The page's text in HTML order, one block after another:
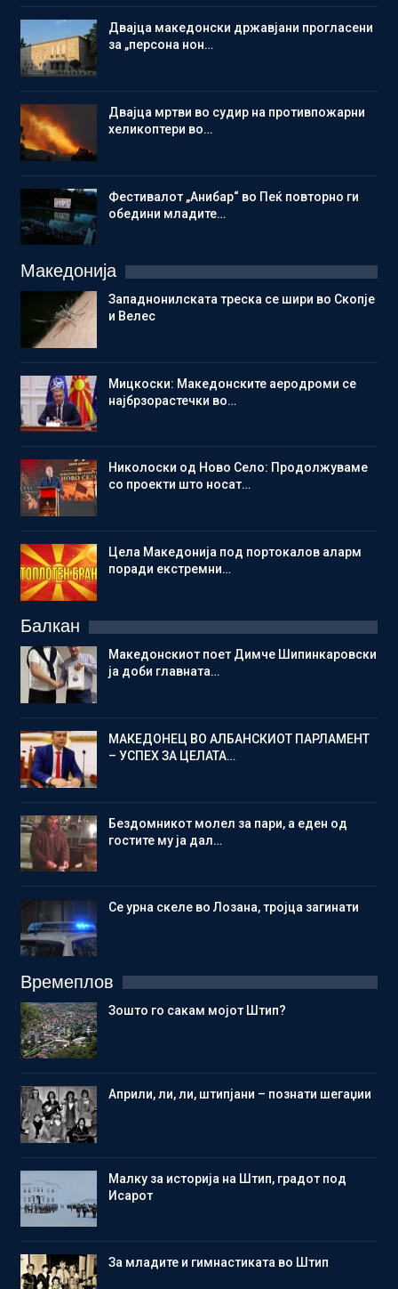
Двајца македонски државјани прогласени
за „персона нон…
Двајца мртви во судир на противпожарни
хеликоптери во…
Фестивалот „Анибар“ во Пеќ повторно ги
обедини младите…
Македонија
Западнонилската треска се шири во Скопје
и Велес
Мицкоски: Македонските аеродроми се
најбрзорастечки во…
Николоски од Ново Село: Продолжуваме
со проекти што носат…
Цела Македонија под портокалов аларм
поради екстремни…
Балкан
Македонскиот поет Димче Шипинкаровски
ја доби главната…
МАКЕДОНЕЦ ВО АЛБАНСКИОТ ПАРЛАМЕНТ
– УСПЕХ ЗА ЦЕЛАТА…
Бездомникот молел за пари, а еден од
гостите му ја дал…
Се урна скеле во Лозана, тројца загинати
Времеплов
Зошто го сакам мојот Штип?
Aприли, ли, ли, штипјани – познати шегаџии
Малку за историја на Штип, градот под
Исарот
Зa младите и гимнастиката во Штип